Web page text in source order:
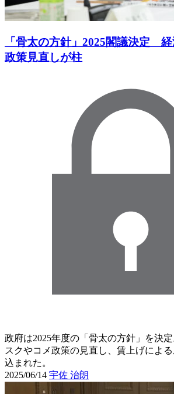
「骨太の方針」2025閣議決定
政策見直しが柱
政府は2025年度の「骨太の方針」を決
スクやコメ政策の見直し、賃上げによ
込まれた。
2025/06/14 宇佐 治朗